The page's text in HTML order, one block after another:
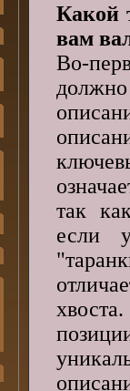
Какой
вам
Во-
так
если